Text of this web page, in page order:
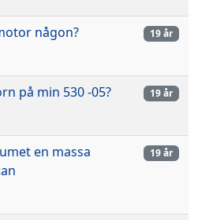
någon? 19 år
på min 530 -05? 19 år
en massa
19 år